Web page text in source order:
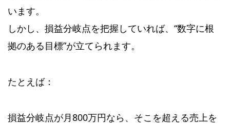
います。
しかし、損益分岐点を把握していれば、“数字に根
拠のある目標”が立てられます。
たとえば：
損益分岐点が月800万円なら、そこを超える売上を